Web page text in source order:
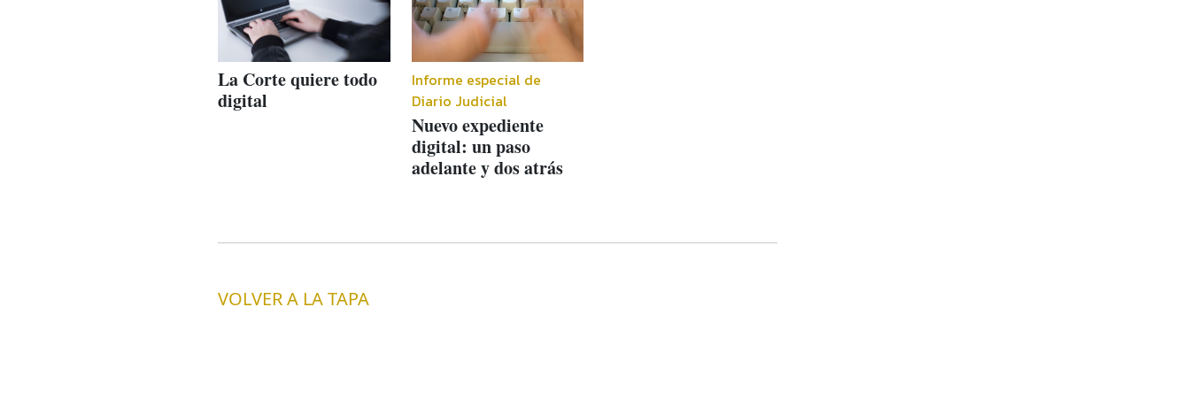
La Corte quiere todo
digital
Informe especial de
Diario Judicial
Nuevo expediente
digital: un paso
adelante y dos atrás
VOLVER A LA TAPA